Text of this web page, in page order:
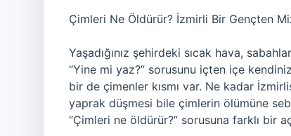
Çimleri Ne Öldürür? İzmirli Bir Gençten
Yaşadığınız şehirdeki sıcak hava,
“Yine mi yaz?” sorusunu içten içe
bir de çimenler kısmı var. Ne kadar
yaprak düşmesi bile çimlerin ölümüne
“Çimleri ne öldürür?” sorusuna farklı bir